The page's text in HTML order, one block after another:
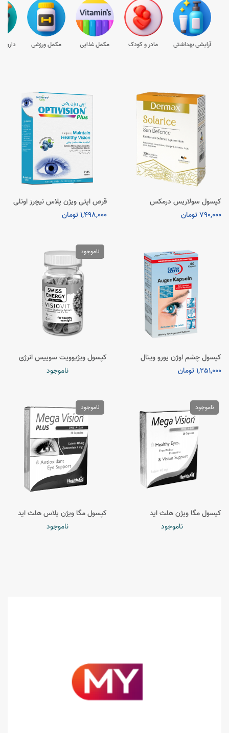
آرایشی بهداشتی مادر و کودک مکمل غذایی مکمل ورزشی
کپسول سولاریس درمکس
790,000 تومان
قرص اپتی ویژن پلاس نیچرز اونلی
1,498,000 تومان
کپسول چشم اوژن یورو ویتال
1,251,000 تومان
ناموجود
کپسول ویژیوویت سوییس انرژی
ناموجود
ناموجود
کپسول مگا ویژن هلث اید
ناموجود
ناموجود
کپسول مگا ویژن پلاس هلث اید
ناموجود